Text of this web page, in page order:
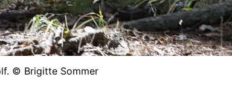
© Brigitte Sommer